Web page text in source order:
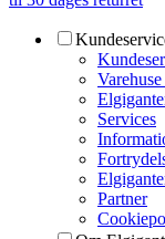
Services
Partner